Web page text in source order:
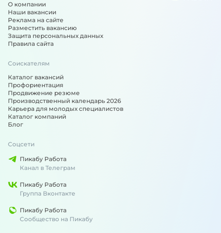
О компании
Наши вакансии
Реклама на сайте
Разместить вакансию
Защита персональных данных
Правила сайта
Соискателям
Каталог вакансий
Профориентация
Продвижение резюме
Производственный календарь 2026
Карьера для молодых специалистов
Каталог компаний
Блог
Соцсети
Пикабу Работа
Канал в Телеграм
Пикабу Работа
Группа Вконтакте
Пикабу Работа
Сообщество на Пикабу